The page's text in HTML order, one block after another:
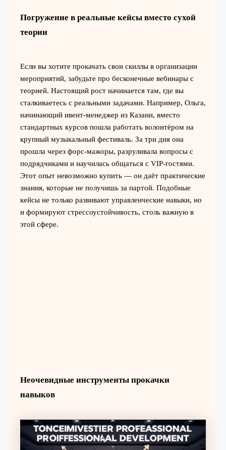
Погружение в реальные кейсы вместо сухой
теории
Если вы хотите прокачать свои скиллы в организации
мероприятий, забудьте про бесконечные вебинары с
теорией. Настоящий рост начинается там, где вы
сталкиваетесь с реальными задачами. Например, Ольга,
начинающий ивент-менеджер из Казани, вместо
стандартных курсов пошла работать волонтёром на
крупный музыкальный фестиваль. За три дня она
прошла через форс-мажоры, разруливала вопросы с
подрядчиками и научилась общаться с VIP-гостями.
Этот опыт невозможно купить — он даёт практические
знания, которые не получишь за партой. Подобные
кейсы не только развивают управленческие навыки, но
и формируют стрессоустойчивость, столь важную в
этой сфере.
Неочевидные инструменты прокачки
навыков